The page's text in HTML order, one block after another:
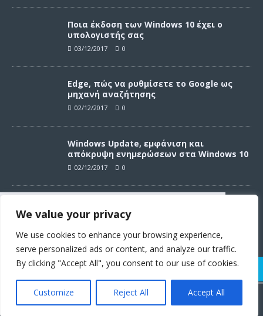
Συνεχίζοντας σε αυτό τον ιστότοπο
αποδέχεστε την χρήση των cookies
σύμφωνα με τους όρους χρήσης.
Όροι χρήσης
Συμφωνώ
We value your privacy
We use cookies to enhance your browsing experience,
serve personalized ads or content, and analyze our traffic.
By clicking "Accept All", you consent to our use of cookies.
Customize Reject All Accept All
Ποια έκδοση των Windows 10 έχει ο
υπολογιστής σας
03/12/2017 0
Edge, πώς να ρυθμίσετε το Google ως
μηχανή αναζήτησης
02/12/2017 0
Windows Update, εμφάνιση και
απόκρυψη ενημερώσεων στα Windows 10
02/12/2017 0
ενημερώσεων στα Windows 10
© 2011 - 2017 | Techster.gr | Με την υποστήριξη τωνWordPress.org
καιFusioned.net